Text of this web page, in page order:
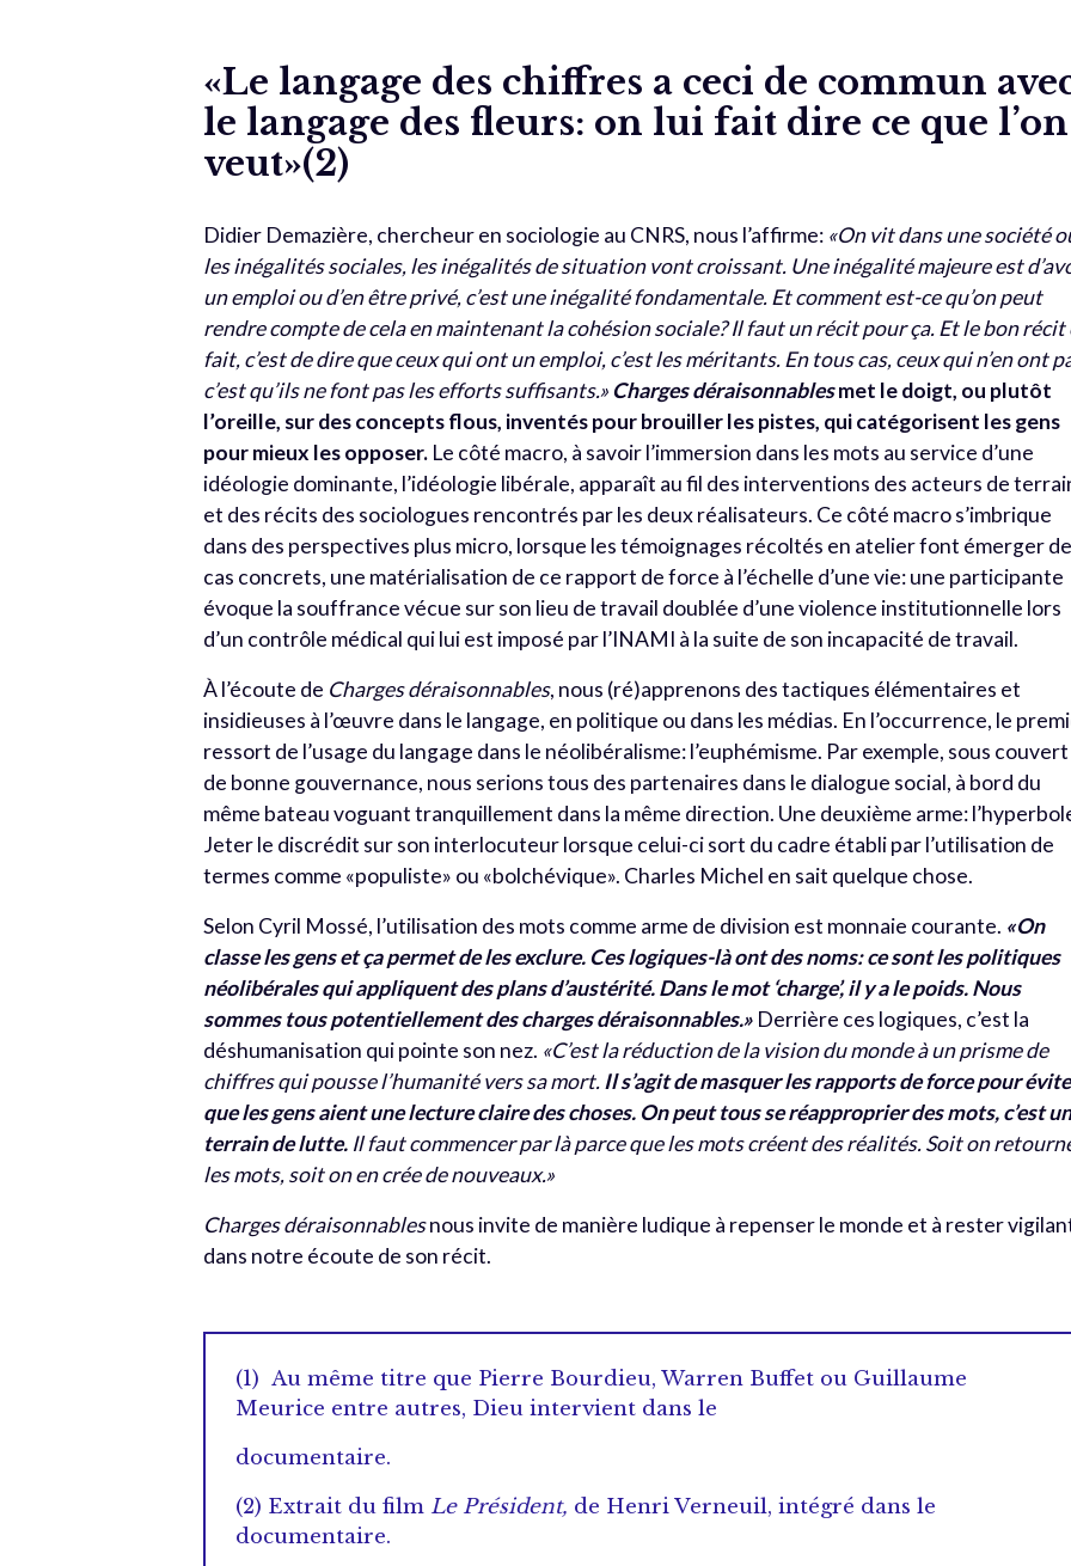
«Le langage des chiffres a ceci de commun
le langage des fleurs: on lui fait dire ce que l’on
veut»(2)
Didier Demazière, chercheur en sociologie au CNRS, nous l’affirme: «On vit dans une société
les inégalités sociales, les inégalités de situation vont croissant. Une inégalité majeure est
un emploi ou d’en être privé, c’est une inégalité fondamentale. Et comment est-ce qu’on peut
rendre compte de cela en maintenant la cohésion sociale? Il faut un récit pour ça. Et le bon récit
fait, c’est de dire que ceux qui ont un emploi, c’est les méritants. En tous cas, ceux qui n’en ont
c’est qu’ils ne font pas les efforts suffisants.»Charges déraisonnablesmet le doigt, ou plutôt
l’oreille, sur des concepts flous, inventés pour brouiller les pistes, qui catégorisent les gens
pour mieux les opposer. Le côté macro, à savoir l’immersion dans les mots au service d’une
idéologie dominante, l’idéologie libérale, apparaît au fil des interventions des acteurs de
et des récits des sociologues rencontrés par les deux réalisateurs. Ce côté macro s’imbrique
dans des perspectives plus micro, lorsque les témoignages récoltés en atelier font émerger
cas concrets, une matérialisation de ce rapport de force à l’échelle d’une vie: une participante
évoque la souffrance vécue sur son lieu de travail doublée d’une violence institutionnelle lors
d’un contrôle médical qui lui est imposé par l’INAMI à la suite de son incapacité de travail.
À l’écoute de Charges déraisonnables, nous (ré)apprenons des tactiques élémentaires et
insidieuses à l’œuvre dans le langage, en politique ou dans les médias. En l’occurrence, le
ressort de l’usage du langage dans le néolibéralisme: l’euphémisme. Par exemple, sous couvert
de bonne gouvernance, nous serions tous des partenaires dans le dialogue social, à bord du
même bateau voguant tranquillement dans la même direction. Une deuxième arme:
Jeter le discrédit sur son interlocuteur lorsque celui-ci sort du cadre établi par l’utilisation de
termes comme «populiste» ou «bolchévique». Charles Michel en sait quelque chose.
Selon Cyril Mossé, l’utilisation des mots comme arme de division est monnaie courante. «On
classe les gens et ça permet de les exclure. Ces logiques-là ont des noms: ce sont les politiques
néolibérales qui appliquent des plans d’austérité. Dans le mot ‘charge’, il y a le poids. Nous
sommes tous potentiellement des charges déraisonnables.» Derrière ces logiques, c’est la
déshumanisation qui pointe son nez. «C’est la réduction de la vision du monde à un prisme de
chiffres qui pousse l’humanité vers sa mort. Il s’agit de masquer les rapports de force pour
que les gens aient une lecture claire des choses. On peut tous se réapproprier des mots, c’est
terrain de lutte. Il faut commencer par là parce que les mots créent des réalités. Soit on
les mots, soit on en crée de nouveaux.»
Charges déraisonnablesnous invite de manière ludique à repenser le monde et à rester
dans notre écoute de son récit.
(1) Au même titre que Pierre Bourdieu, Warren Buffet ou Guillaume
Meurice entre autres, Dieu intervient dans le
documentaire.
(2) Extrait du film Le Président, de Henri Verneuil, intégré dans le
documentaire.